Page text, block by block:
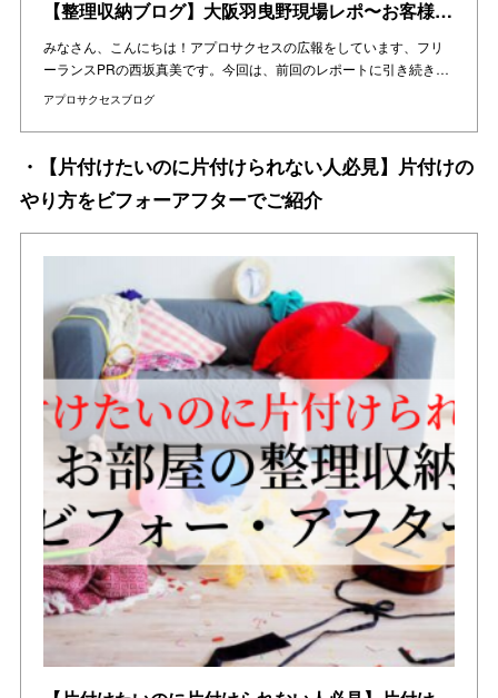
【整理収納ブログ】大阪羽曳野現場レポ〜お客様の変化〜
みなさん、こんにちは！アプロサクセスの広報をしています、フリ
ーランスPRの西坂真美です。今回は、前回のレポートに引き続き…
アプロサクセスブログ
・【片付けたいのに片付けられない人必見】片付けの
やり方をビフォーアフターでご紹介